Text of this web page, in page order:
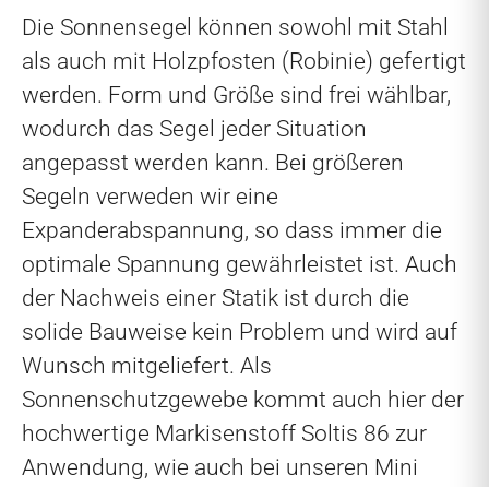
Die Sonnensegel können sowohl mit Stahl
als auch mit Holzpfosten (Robinie) gefertigt
werden. Form und Größe sind frei wählbar,
wodurch das Segel jeder Situation
angepasst werden kann. Bei größeren
Segeln verweden wir eine
Expanderabspannung, so dass immer die
optimale Spannung gewährleistet ist. Auch
der Nachweis einer Statik ist durch die
solide Bauweise kein Problem und wird auf
Wunsch mitgeliefert. Als
Sonnenschutzgewebe kommt auch hier der
hochwertige Markisenstoff Soltis 86 zur
Anwendung, wie auch bei unseren Mini